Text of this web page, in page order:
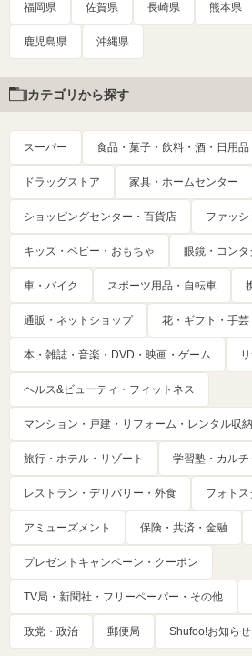
福岡県 佐賀県 長崎県 熊本県
鹿児島県 沖縄県
カテゴリから探す
スーパー 食品・菓子・飲料・酒・日用品
ドラッグストア 家具・ホームセンター
ショッピングセンター・百貨店 ファッシ
キッズ・ベビー・おもちゃ 眼鏡・コン
車・バイク スポーツ用品・自転車
通販・ネットショップ 花・ギフト・手芸
本・雑誌・音楽・DVD・映画・ゲーム
ヘルス&ビューティ・フィットネス
マンション・戸建・リフォーム・レンタル収納
旅行・ホテル・リゾート 学習塾・カル
レストラン・デリバリー・外食 フォト
アミューズメント 保険・共済・金融
プレゼントキャンペーン・クーポン
TV局・新聞社・フリーペーパー・その他
政党・政治 郵便局 Shufoo!お知らせ